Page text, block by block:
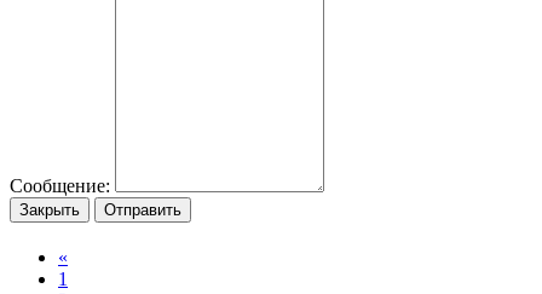
Сообщение:
Закрыть Отправить
«
1